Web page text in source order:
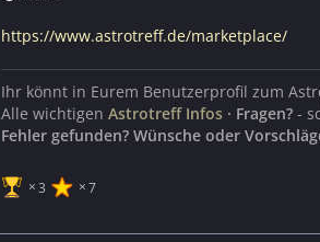
https://www.astrotreff.de/marketplace/
Ihr könnt in Eurem Benutzerprofil zum
Alle wichtigen Astrotreff Infos · Fragen? -
Fehler gefunden? Wünsche oder
3 7